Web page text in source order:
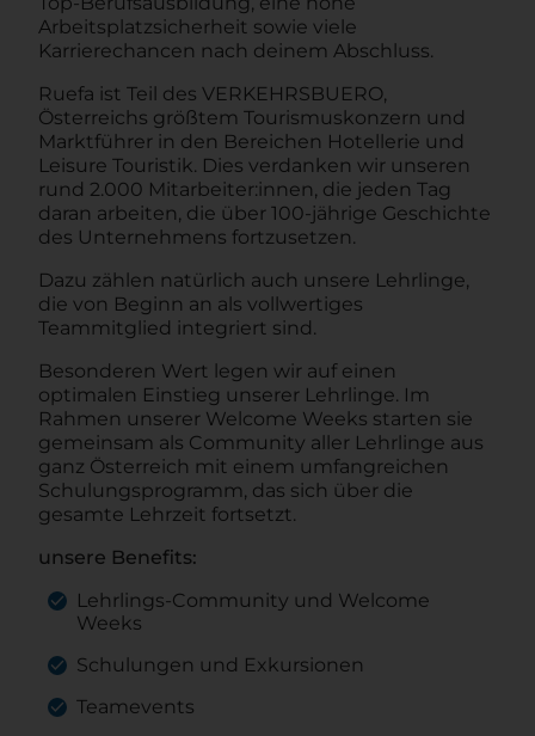
Arbeitsplatzsicherheit sowie viele
Karrierechancen nach deinem Abschluss.
Ruefa ist Teil des VERKEHRSBUERO,
Österreichs größtem Tourismuskonzern und
Marktführer in den Bereichen Hotellerie und
Leisure Touristik. Dies verdanken wir unseren
rund 2.000 Mitarbeiter:innen, die jeden Tag
daran arbeiten, die über 100-jährige Geschichte
des Unternehmens fortzusetzen.
Dazu zählen natürlich auch unsere Lehrlinge,
die von Beginn an als vollwertiges
Teammitglied integriert sind.
Besonderen Wert legen wir auf einen
optimalen Einstieg unserer Lehrlinge. Im
Rahmen unserer Welcome Weeks starten sie
gemeinsam als Community aller Lehrlinge aus
ganz Österreich mit einem umfangreichen
Schulungsprogramm, das sich über die
gesamte Lehrzeit fortsetzt.
unsere Benefits:
Lehrlings-Community und Welcome
Weeks
Schulungen und Exkursionen
Teamevents